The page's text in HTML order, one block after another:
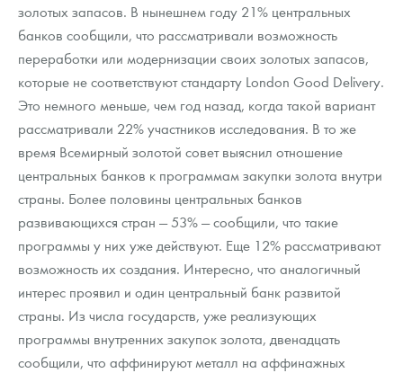
золотых запасов. В нынешнем году 21% центральных
банков сообщили, что рассматривали возможность
переработки или модернизации своих золотых запасов,
которые не соответствуют стандарту London Good Delivery.
Это немного меньше, чем год назад, когда такой вариант
рассматривали 22% участников исследования. В то же
время Всемирный золотой совет выяснил отношение
центральных банков к программам закупки золота внутри
страны. Более половины центральных банков
развивающихся стран — 53% — сообщили, что такие
программы у них уже действуют. Еще 12% рассматривают
возможность их создания. Интересно, что аналогичный
интерес проявил и один центральный банк развитой
страны. Из числа государств, уже реализующих
программы внутренних закупок золота, двенадцать
сообщили, что аффинируют металл на аффинажных